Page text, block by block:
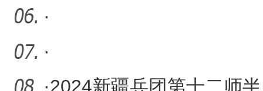
阿勒泰依托资源优势加快
马
·
·
·2024新疆兵团第十二师半